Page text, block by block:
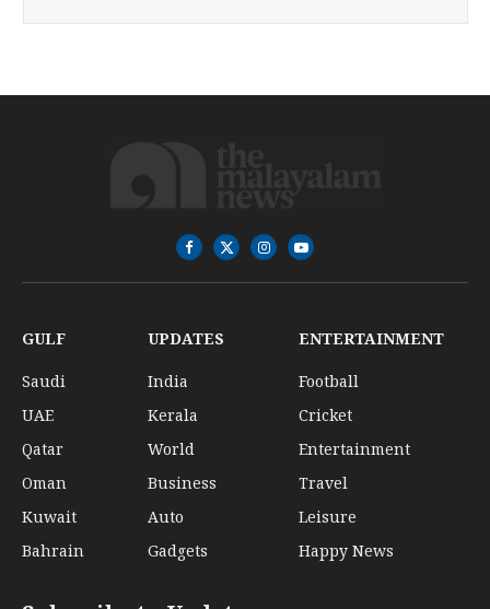
Facebook
X
(Twitter)
InstagramYouTube
GULF
Saudi
UAE
Qatar
Oman
Kuwait
Bahrain
UPDATES
India
Kerala
World
Business
Auto
Gadgets
ENTERTAINMENT
Football
Cricket
Entertainment
Travel
Leisure
Happy News